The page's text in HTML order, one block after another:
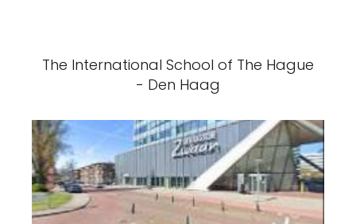
The International School of The Hague
- Den Haag